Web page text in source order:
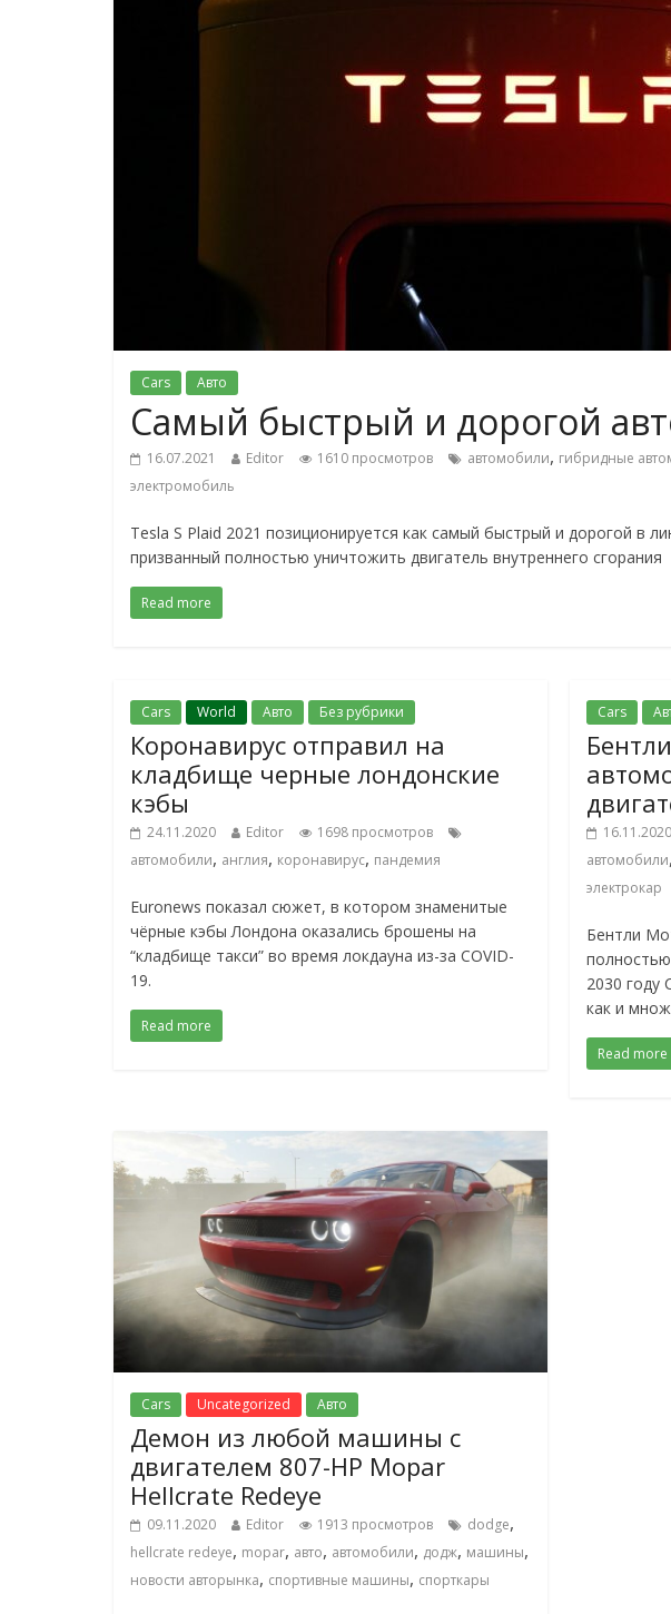
Cars Авто
Самый быстрый и дорогой
16.07.2021 Editor 1610 просмотров автомобили, гибридные
электромобиль
Tesla S Plaid 2021 позиционируется как самый быстрый и дорогой в
призванный полностью уничтожить двигатель внутреннего сгорания
Read more
Cars World Авто Без рубрики
Коронавирус отправил на
кладбище черные лондонские
кэбы
24.11.2020 Editor
1698 просмотров
автомобили, англия, коронавирус, пандемия
Euronews показал сюжет, в котором знаменитые
чёрные кэбы Лондона оказались брошены на
“кладбище такси” во время локдауна из-за COVID-
19.
Read more
Cars
16.11.2020
автомобили,
электрокар
Бентли
2030 году
как и
Read more
Cars Uncategorized Авто
Демон из любой машины с
двигателем 807-HP Mopar
Hellcrate Redeye
09.11.2020 Editor 1913 просмотров dodge,
hellcrate redeye, mopar, авто, автомобили, додж, машины,
новости авторынка, спортивные машины, спорткары